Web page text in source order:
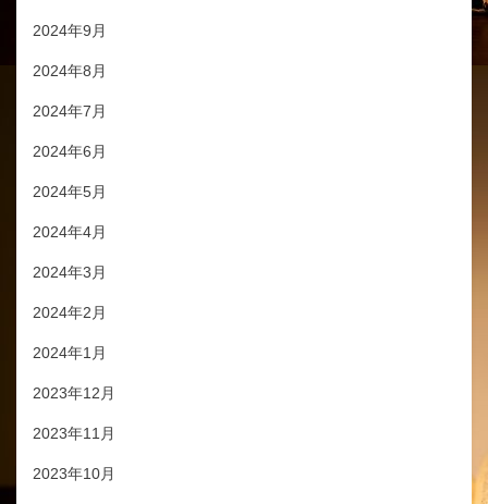
2024年9月
2024年8月
2024年7月
2024年6月
2024年5月
2024年4月
2024年3月
2024年2月
2024年1月
2023年12月
2023年11月
2023年10月